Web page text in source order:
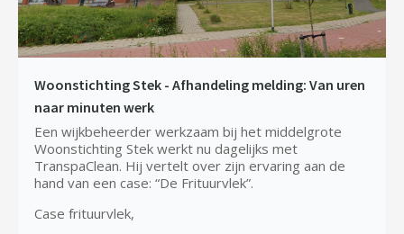
Woonstichting Stek - Afhandeling melding: Van uren
naar minuten werk
Een wijkbeheerder werkzaam bij het middelgrote
Woonstichting Stek werkt nu dagelijks met
TranspaClean. Hij vertelt over zijn ervaring aan de
hand van een case: “De Frituurvlek”.
Case frituurvlek,